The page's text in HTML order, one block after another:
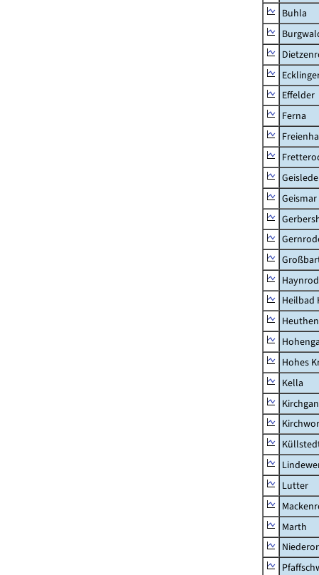
Buhla
Effelder
Ferna
Geismar
Heilbad
Heuthen
Hohes
Kella
Lutter
Marth